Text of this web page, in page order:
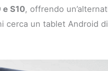
e S10, offrendo
cerca un tablet Android